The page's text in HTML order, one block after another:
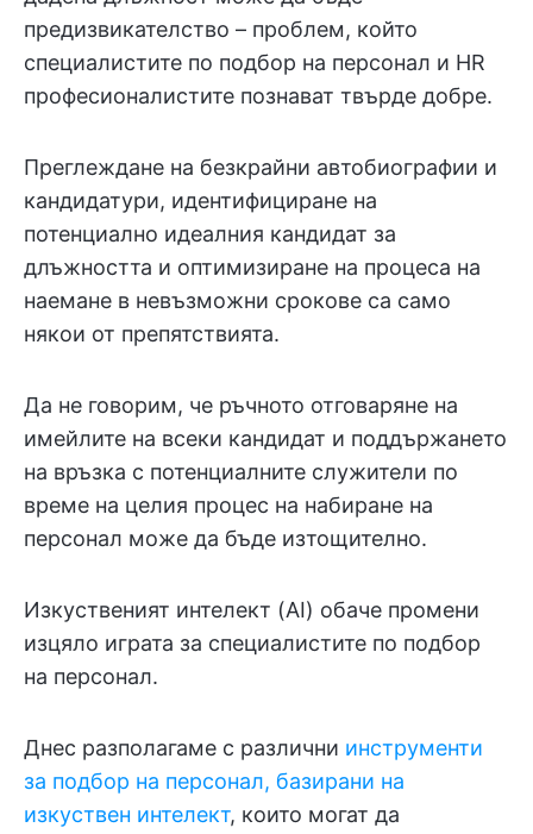
предизвикателство – проблем, който
специалистите по подбор на персонал и HR
професионалистите познават твърде добре.
Преглеждане на безкрайни автобиографии и
кандидатури, идентифициране на
потенциално идеалния кандидат за
длъжността и оптимизиране на процеса на
наемане в невъзможни срокове са само
някои от препятствията.
Да не говорим, че ръчното отговаряне на
имейлите на всеки кандидат и поддържането
на връзка с потенциалните служители по
време на целия процес на набиране на
персонал може да бъде изтощително.
Изкуственият интелект (AI) обаче промени
изцяло играта за специалистите по подбор
на персонал.
Днес разполагаме с различни инструменти
за подбор на персонал, базирани на
изкуствен интелект, които могат да